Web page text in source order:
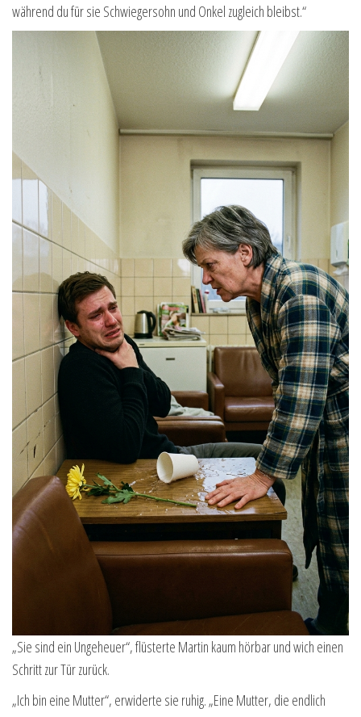
während du für sie Schwiegersohn und Onkel zugleich bleibst.“
„Sie sind ein Ungeheuer“, flüsterte Martin kaum hörbar und wich einen
Schritt zur Tür zurück.
„Ich bin eine Mutter“, erwiderte sie ruhig. „Eine Mutter, die endlich